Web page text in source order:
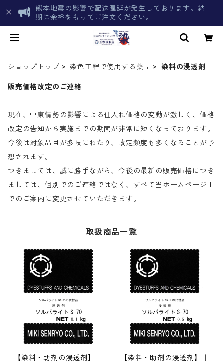
熊本地震の影響で配送遅延が発生しております。納
期に余裕をもってご注文ください。
ショップトップ 染色工程で使用する薬品 染料の浸透剤
販売価格改定のご連絡
現在、中東情勢の影響による仕入れ価格の変動が激しく、価格
改定の告知から実施までの期間が非常に短くなっております。
今後は対象品目が多岐にわたり、改定頻度も多くなることが予
想されます。
つきましては、誠に勝手ながら、今後の最新の販売価格につき
ましては、個別でのご連絡ではなく、すべて当ホームページ上
でのご案内に変更させていただきます。
取扱商品一覧
【染料・助剤の浸透剤】｜
【染料・助剤の浸透剤】｜